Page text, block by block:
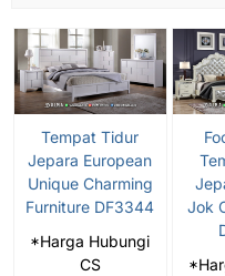
Tempat Tidur
Jepara European
Unique Charming
Furniture DF3344
*Harga Hubungi
CS
Jok